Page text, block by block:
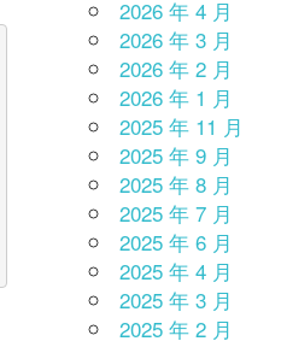
2026 年 4 月
2026 年 3 月
2026 年 2 月
2026 年 1 月
2025 年 11 月
2025 年 9 月
2025 年 8 月
2025 年 7 月
2025 年 6 月
2025 年 4 月
2025 年 3 月
2025 年 2 月